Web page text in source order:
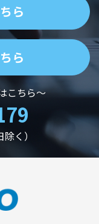
ら
ら
こちら～
く）